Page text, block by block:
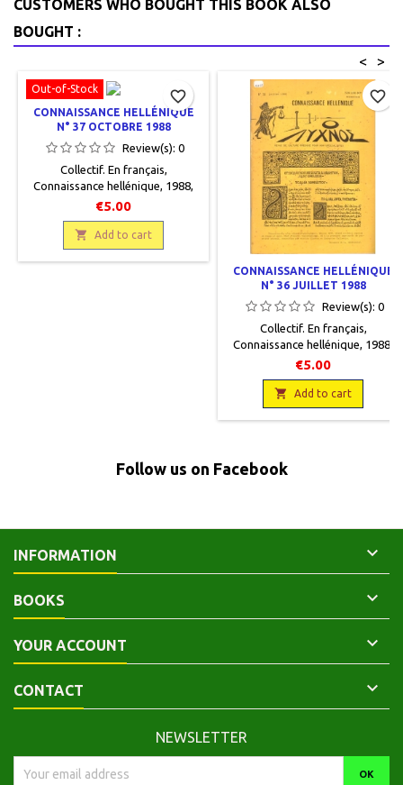
CUSTOMERS WHO BOUGHT THIS BOOK ALSO
BOUGHT :
>
<
Out-of-Stock
CONNAISSANCE HELLÉNIQUE
N° 37 OCTOBRE 1988
Review(s): 0
Collectif. En français,
Connaissance hellénique, 1988,
17 x 24, 84 pages, agrafé,
occasion.Bon état.
€5.00
 Add to cart
favorite_border
CONNAISSANCE HELLÉNIQUE
N° 36 JUILLET 1988
Review(s): 0
Collectif. En français,
Connaissance hellénique, 1988,
17 x 24, 84 pages, agrafé,
la couverture.
€5.00
 Add to cart
favorite_border
Follow us on Facebook
INFORMATION 
BOOKS 
YOUR ACCOUNT 
CONTACT 
NEWSLETTER